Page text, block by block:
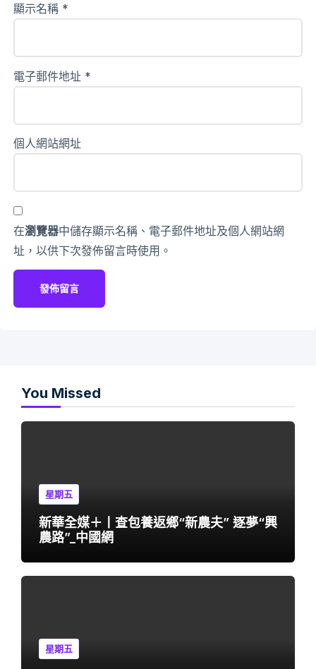
顯示名稱 *
電子郵件地址 *
個人網站網址
在瀏覽器中儲存顯示名稱、電子郵件地址及個人網站網
址，以供下次發佈留言時使用。
You Missed
星期五
新華全媒＋丨查包養返鄉“新農夫” 逐夢“興
農路”_中國網
星期五